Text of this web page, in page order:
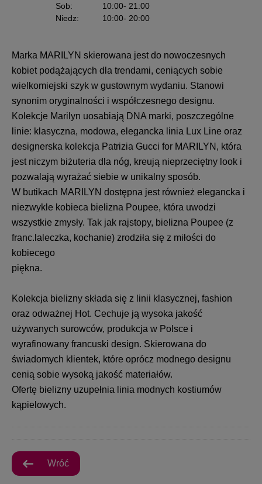
Sob: 10:00- 21:00
Niedz: 10:00- 20:00
Marka MARILYN skierowana jest do nowoczesnych
kobiet podążających dla trendami, ceniących sobie
wielkomiejski szyk w gustownym wydaniu. Stanowi
synonim oryginalności i współczesnego designu.
Kolekcje Marilyn uosabiają DNA marki, poszczególne
linie: klasyczna, modowa, elegancka linia Lux Line oraz
designerska kolekcja Patrizia Gucci for MARILYN, która
jest niczym biżuteria dla nóg, kreują nieprzeciętny look i
pozwalają wyrażać siebie w unikalny sposób.
W butikach MARILYN dostępna jest również elegancka i
niezwykle kobieca bielizna Poupee, która uwodzi
wszystkie zmysły. Tak jak rajstopy, bielizna Poupee (z
franc.laleczka, kochanie) zrodziła się z miłości do
kobiecego
Kolekcja bielizny składa się z linii klasycznej, fashion
oraz odważnej Hot. Cechuje ją wysoka jakość
używanych surowców, produkcja w Polsce i
wyrafinowany francuski design. Skierowana do
świadomych klientek, które oprócz modnego designu
cenią sobie wysoką jakość materiałów.
Ofertę bielizny uzupełnia linia modnych kostiumów
kąpielowych.
Wróć